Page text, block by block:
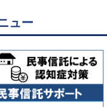
ュー